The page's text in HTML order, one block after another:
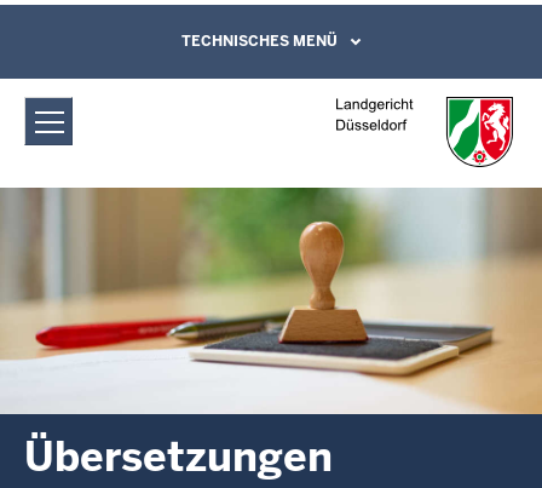
Landgericht Düsseldorf: Übersetzungen
Direkt zum Inhalt
Leichte Sprache, Gebärdensprachenvideo
und Kontaktformular
TECHNISCHES MENÜ
Übersetzungen